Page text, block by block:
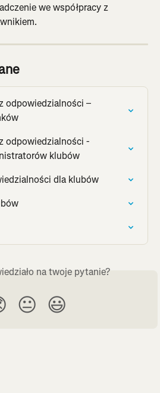
we współpracy z
odpowiedzialności –
odpowiedzialności -
klubów
dla klubów
na twoje pytanie?
😐 😃